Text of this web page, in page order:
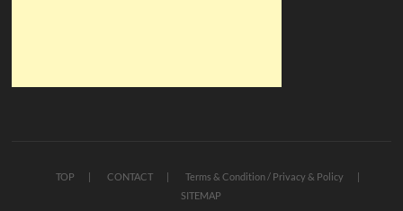
TOP CONTACT
Terms & Condition / Privacy & Policy
SITEMAP